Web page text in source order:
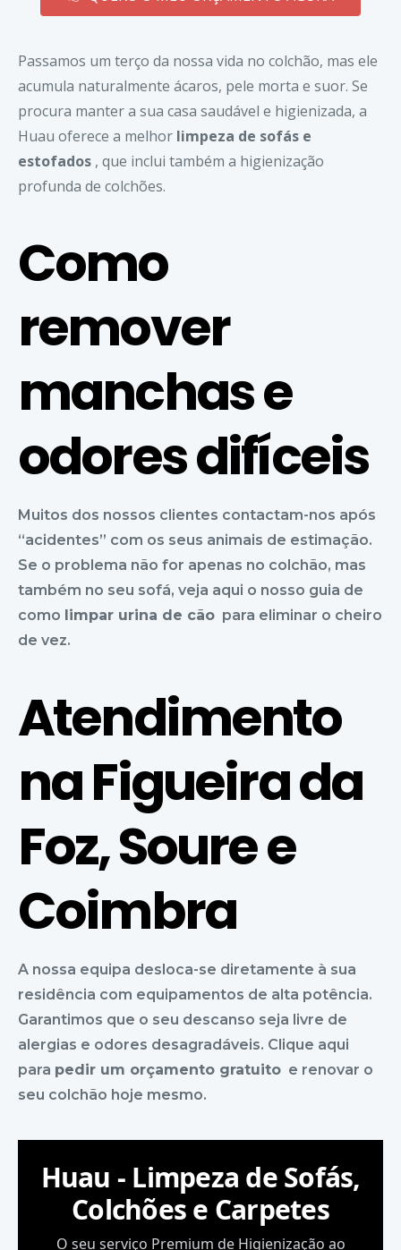
Passamos um terço da nossa vida no colchão, mas ele
acumula naturalmente ácaros, pele morta e suor. Se
procura manter a sua casa saudável e higienizada, a
Huau oferece a melhor limpeza de sofás e
estofados , que inclui também a higienização
profunda de colchões.
Como
remover
manchas e
odores difíceis
Muitos dos nossos clientes contactam-nos após
“acidentes” com os seus animais de estimação.
Se o problema não for apenas no colchão, mas
também no seu sofá, veja aqui o nosso guia de
como limpar urina de cão para eliminar o cheiro
de vez.
Atendimento
na Figueira da
Foz, Soure e
Coimbra
A nossa equipa desloca-se diretamente à sua
residência com equipamentos de alta potência.
Garantimos que o seu descanso seja livre de
alergias e odores desagradáveis. Clique aqui
para pedir um orçamento gratuito e renovar o
seu colchão hoje mesmo.